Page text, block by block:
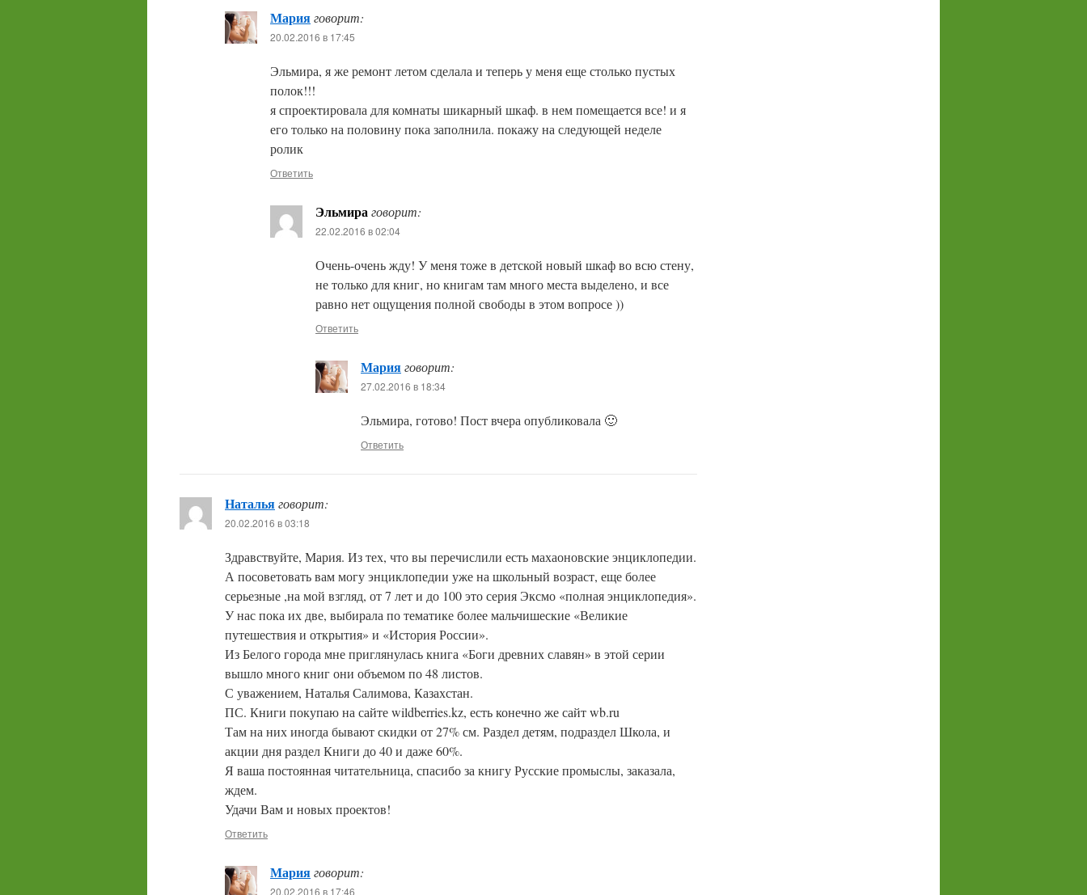
Марияговорит:
20.02.2016 в 17:45
Эльмира, я же ремонт летом сделала и теперь у меня еще столько пустых
полок!!!
я спроектировала для комнаты шикарный шкаф. в нем помещается все! и я
его только на половину пока заполнила. покажу на следующей неделе
ролик
Ответить
Эльмираговорит:
22.02.2016 в 02:04
Очень-очень жду! У меня тоже в детской новый шкаф во всю стену,
не только для книг, но книгам там много места выделено, и все
равно нет ощущения полной свободы в этом вопросе ))
Ответить
Марияговорит:
27.02.2016 в 18:34
Эльмира, готово! Пост вчера опубликовала 🙂
Ответить
Натальяговорит:
20.02.2016 в 03:18
Здравствуйте, Мария. Из тех, что вы перечислили есть махаоновские энциклопедии.
А посоветовать вам могу энциклопедии уже на школьный возраст, еще более
серьезные ,на мой взгляд, от 7 лет и до 100 это серия Эксмо «полная энциклопедия».
У нас пока их две, выбирала по тематике более мальчишеские «Великие
путешествия и открытия» и «История России».
Из Белого города мне приглянулась книга «Боги древних славян» в этой серии
вышло много книг они объемом по 48 листов.
С уважением, Наталья Салимова, Казахстан.
ПС. Книги покупаю на сайте wildberries.kz, есть конечно же сайт wb.ru
Там на них иногда бывают скидки от 27% см. Раздел детям, подраздел Школа, и
акции дня раздел Книги до 40 и даже 60%.
Я ваша постоянная читательница, спасибо за книгу Русские промыслы, заказала,
ждем.
Удачи Вам и новых проектов!
Ответить
Марияговорит:
20.02.2016 в 17:46